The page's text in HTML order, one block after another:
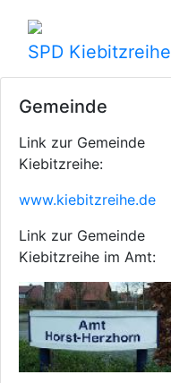
SPD Kiebitzreihe
Gemeinde
Link zur Gemeinde
Kiebitzreihe:
www.kiebitzreihe.de
Link zur Gemeinde
Kiebitzreihe im Amt: